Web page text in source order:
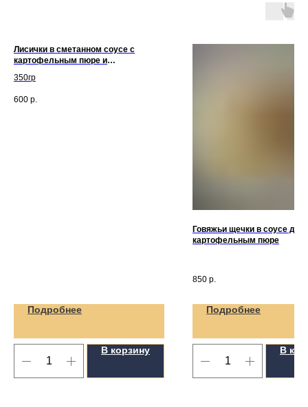
Лисички в сметанном соусе с
картофельным пюре и
350гр
600 р.
Подробнее
В корзину
Говяжьи щечки в соусе
картофельным пюре
850 р.
Подробнее
В